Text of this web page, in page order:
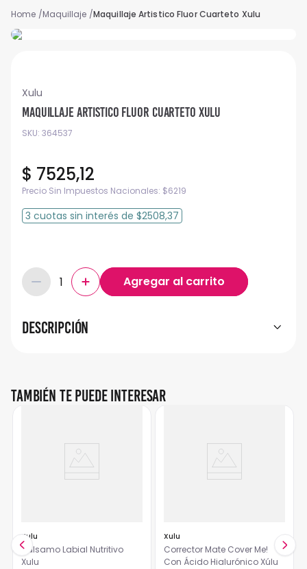
Maquillaje Maquillaje Artistico Fluor Cuarteto Xulu
Xulu
Maquillaje Artistico Fluor Cuarteto Xulu
SKU: 364537
$ 7525,12
Precio Sin Impuestos Nacionales: $6219
3 cuotas sin interés de $2508,37
Descripción
También te puede interesar
Xulu
Bálsamo Labial Nutritivo
Xulu
Xulu
Corrector Mate Cover Me!
Con Ácido Hialurónico Xúlu